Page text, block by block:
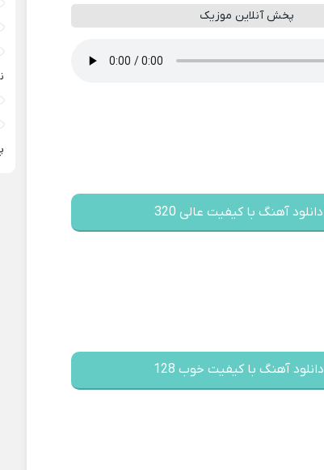
پخش آنلاین موزیک
دانلود آهنگ با کیفیت عالی 320
دانلود آهنگ با کیفیت خوب 128